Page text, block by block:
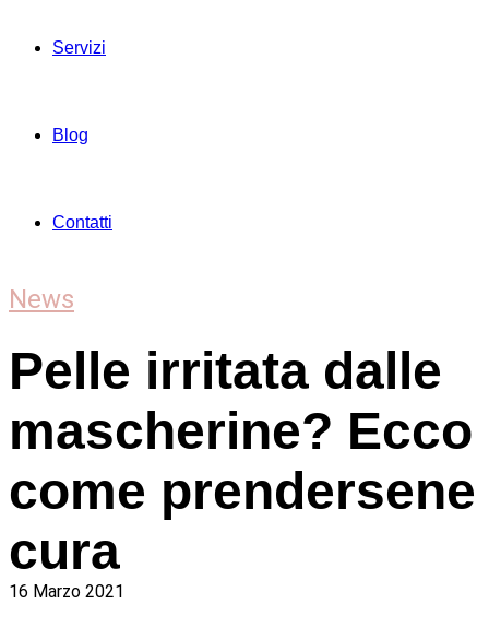
Servizi
Blog
Contatti
News
Pelle irritata dalle
mascherine? Ecco
come prendersene
cura
16 Marzo 2021